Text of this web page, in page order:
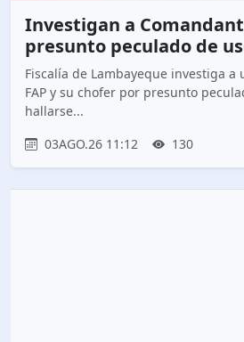
Investigan a
presunto peculado de
Fiscalía de Lambayeque investiga a
FAP y su chofer por presunto
hallarse...
03AGO.26 11:12
130